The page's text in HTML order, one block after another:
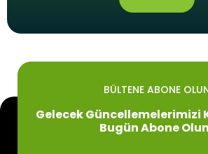
BÜLTENE ABONE
Gelecek Güncellemelerimizi
Bugün Abone